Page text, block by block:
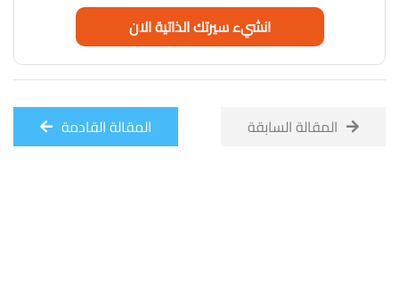
انشيء سيرتك الذاتية الان
المقالة السابقة المقالة القادمة